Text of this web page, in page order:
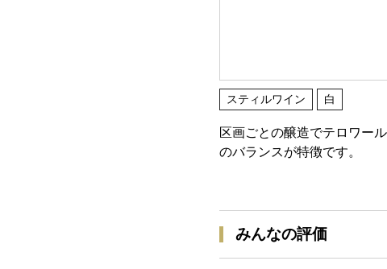
スティルワイン 白
区画ごとの醸造でテロワー
のバランスが特徴です。
みんなの評価